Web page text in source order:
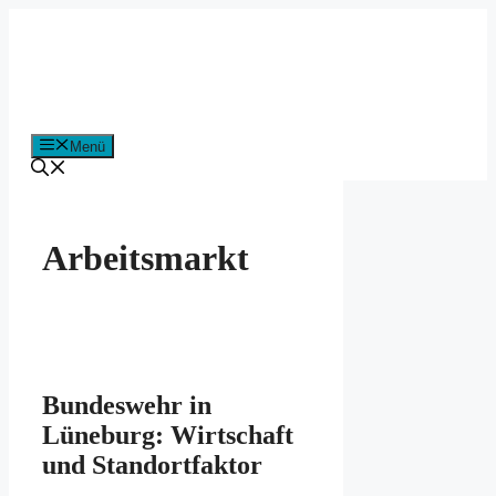
Menü
Arbeitsmarkt
Bundeswehr in
Lüneburg: Wirtschaft
und Standortfaktor